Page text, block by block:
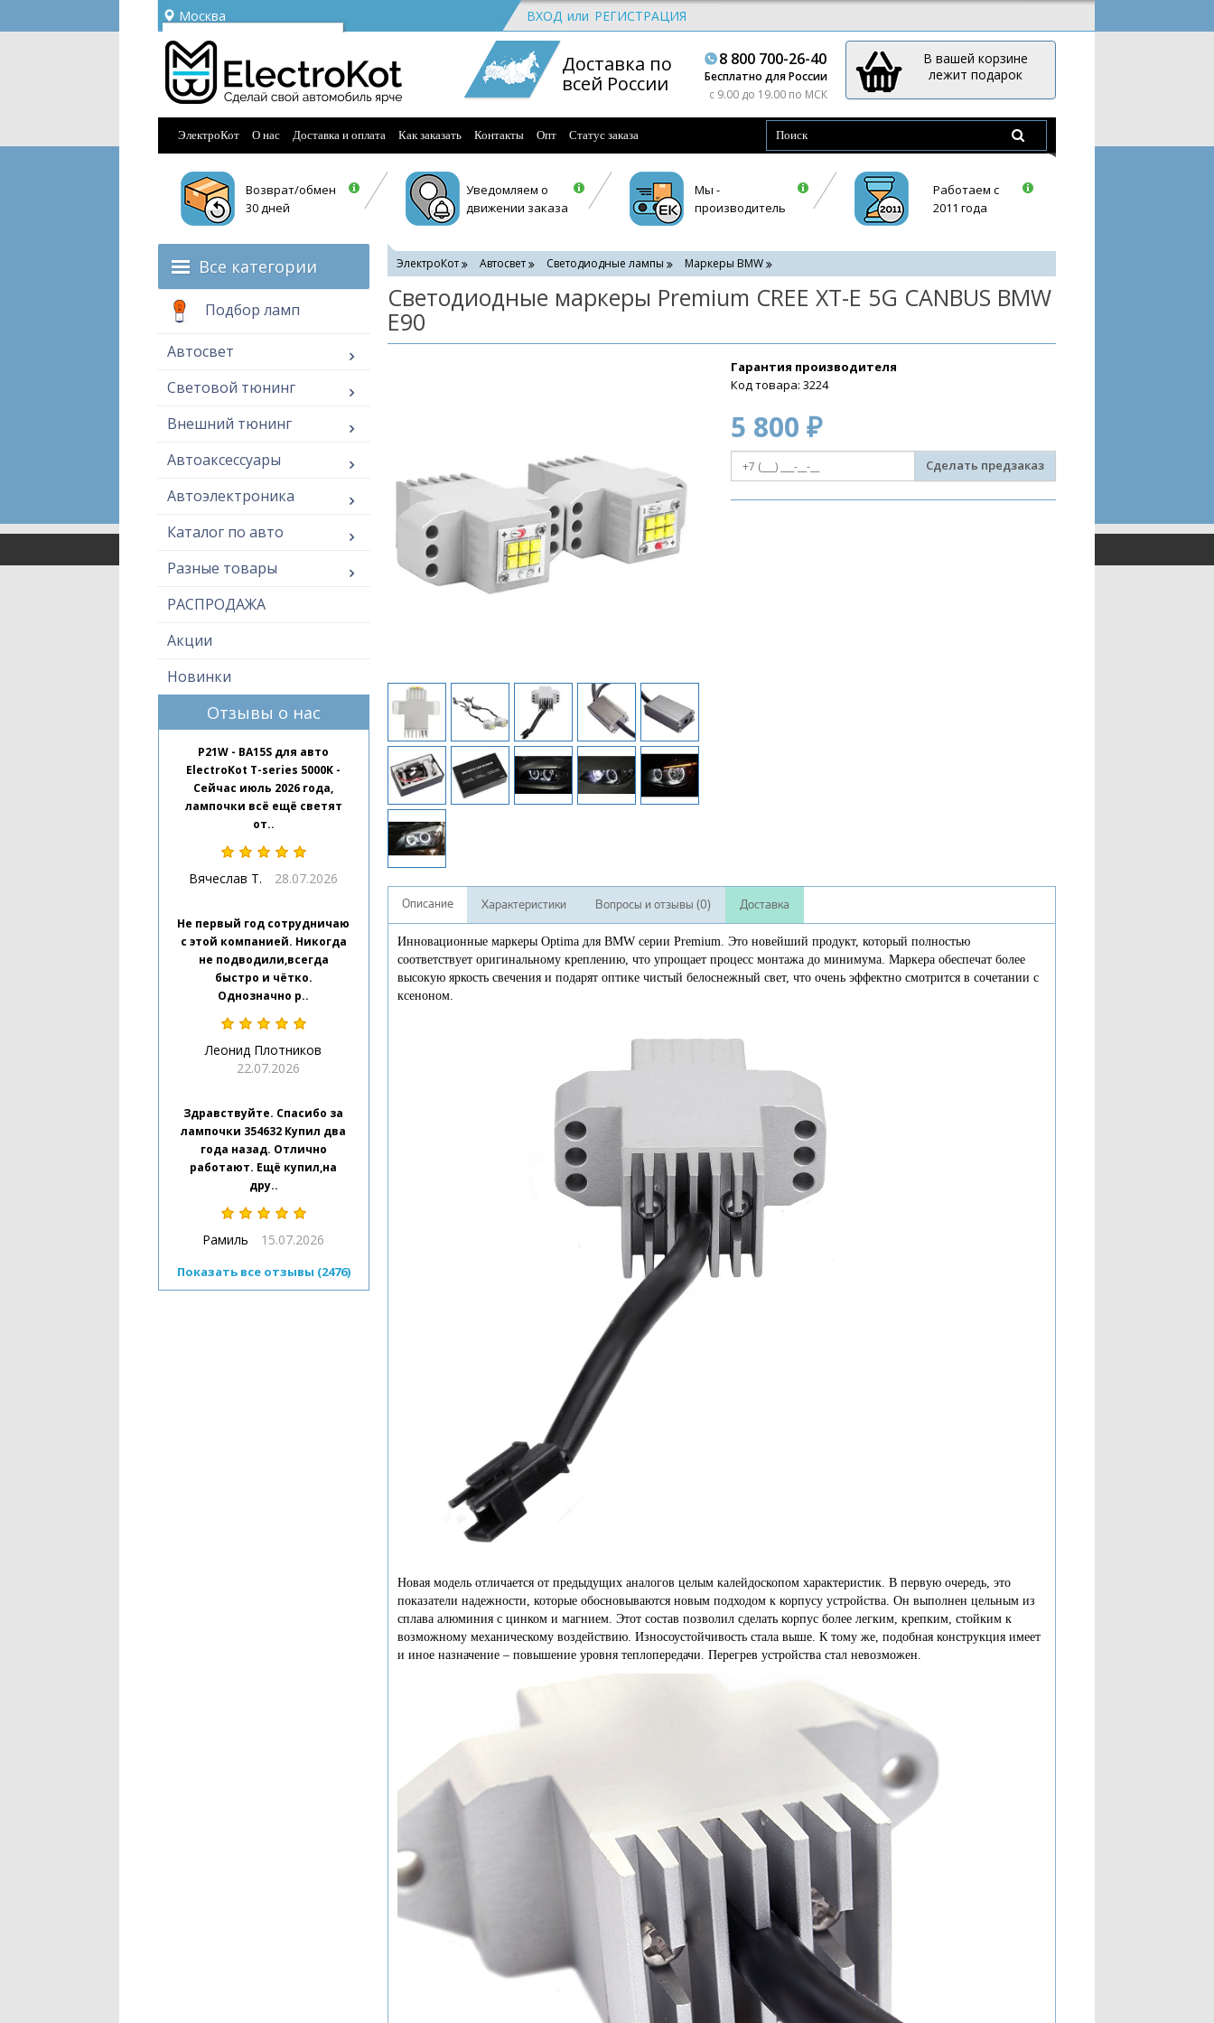
Москва
Ваш город —
Угадали?
ВХОД или РЕГИСТРАЦИЯ
Доставка по
всей России
8 800 700-26-40
Бесплатно для России
c 9.00 до 19.00 по МСК
В вашей корзине
лежит подарок
ЭлектроКот О нас Доставка и оплата Как заказать Контакты Опт Статус заказа
Возврат/обмен
30 дней
Уведомляем о
движении заказа
Мы -
производитель
Работаем с
2011 года
Все категории
Подбор ламп
Автосвет
Световой тюнинг
Внешний тюнинг
Автоаксессуары
Автоэлектроника
Каталог по авто
Разные товары
РАСПРОДАЖА
Акции
Новинки
Отзывы о нас
P21W - BA15S для авто
ElectroKot T-series 5000K -
Сейчас июль 2026 года,
лампочки всё ещё светят
от..
Вячеслав Т. 28.07.2026
Не первый год сотрудничаю
с этой компанией. Никогда
не подводили,всегда
быстро и чётко.
Однозначно р..
Леонид Плотников
22.07.2026
Здравствуйте. Спасибо за
лампочки 354632 Купил два
года назад. Отлично
работают. Ещё купил,на
дру..
Рамиль 15.07.2026
Показать все отзывы (2476)
ЭлектроКот Автосвет Светодиодные лампы Маркеры BMW
Светодиодные маркеры Premium CREE XT-E 5G CANBUS BMW
E90
Гарантия производителя
Код товара: 3224
5 800 ₽
Сделать предзаказ
Описание Характеристики Вопросы и отзывы (0) Доставка
Инновационные маркеры Optima для BMW серии Premium. Это новейший продукт, который полностью
соответствует оригинальному креплению, что упрощает процесс монтажа до минимума. Маркера обеспечат более
высокую яркость свечения и подарят оптике чистый белоснежный свет, что очень эффектно смотрится в сочетании с
ксеноном.
Новая модель отличается от предыдущих аналогов целым калейдоскопом характеристик. В первую очередь, это
показатели надежности, которые обосновываются новым подходом к корпусу устройства. Он выполнен цельным из
сплава алюминия с цинком и магнием. Этот состав позволил сделать корпус более легким, крепким, стойким к
возможному механическому воздействию. Износоустойчивость стала выше. К тому же, подобная конструкция имеет
и иное назначение – повышение уровня теплопередачи. Перегрев устройства стал невозможен.